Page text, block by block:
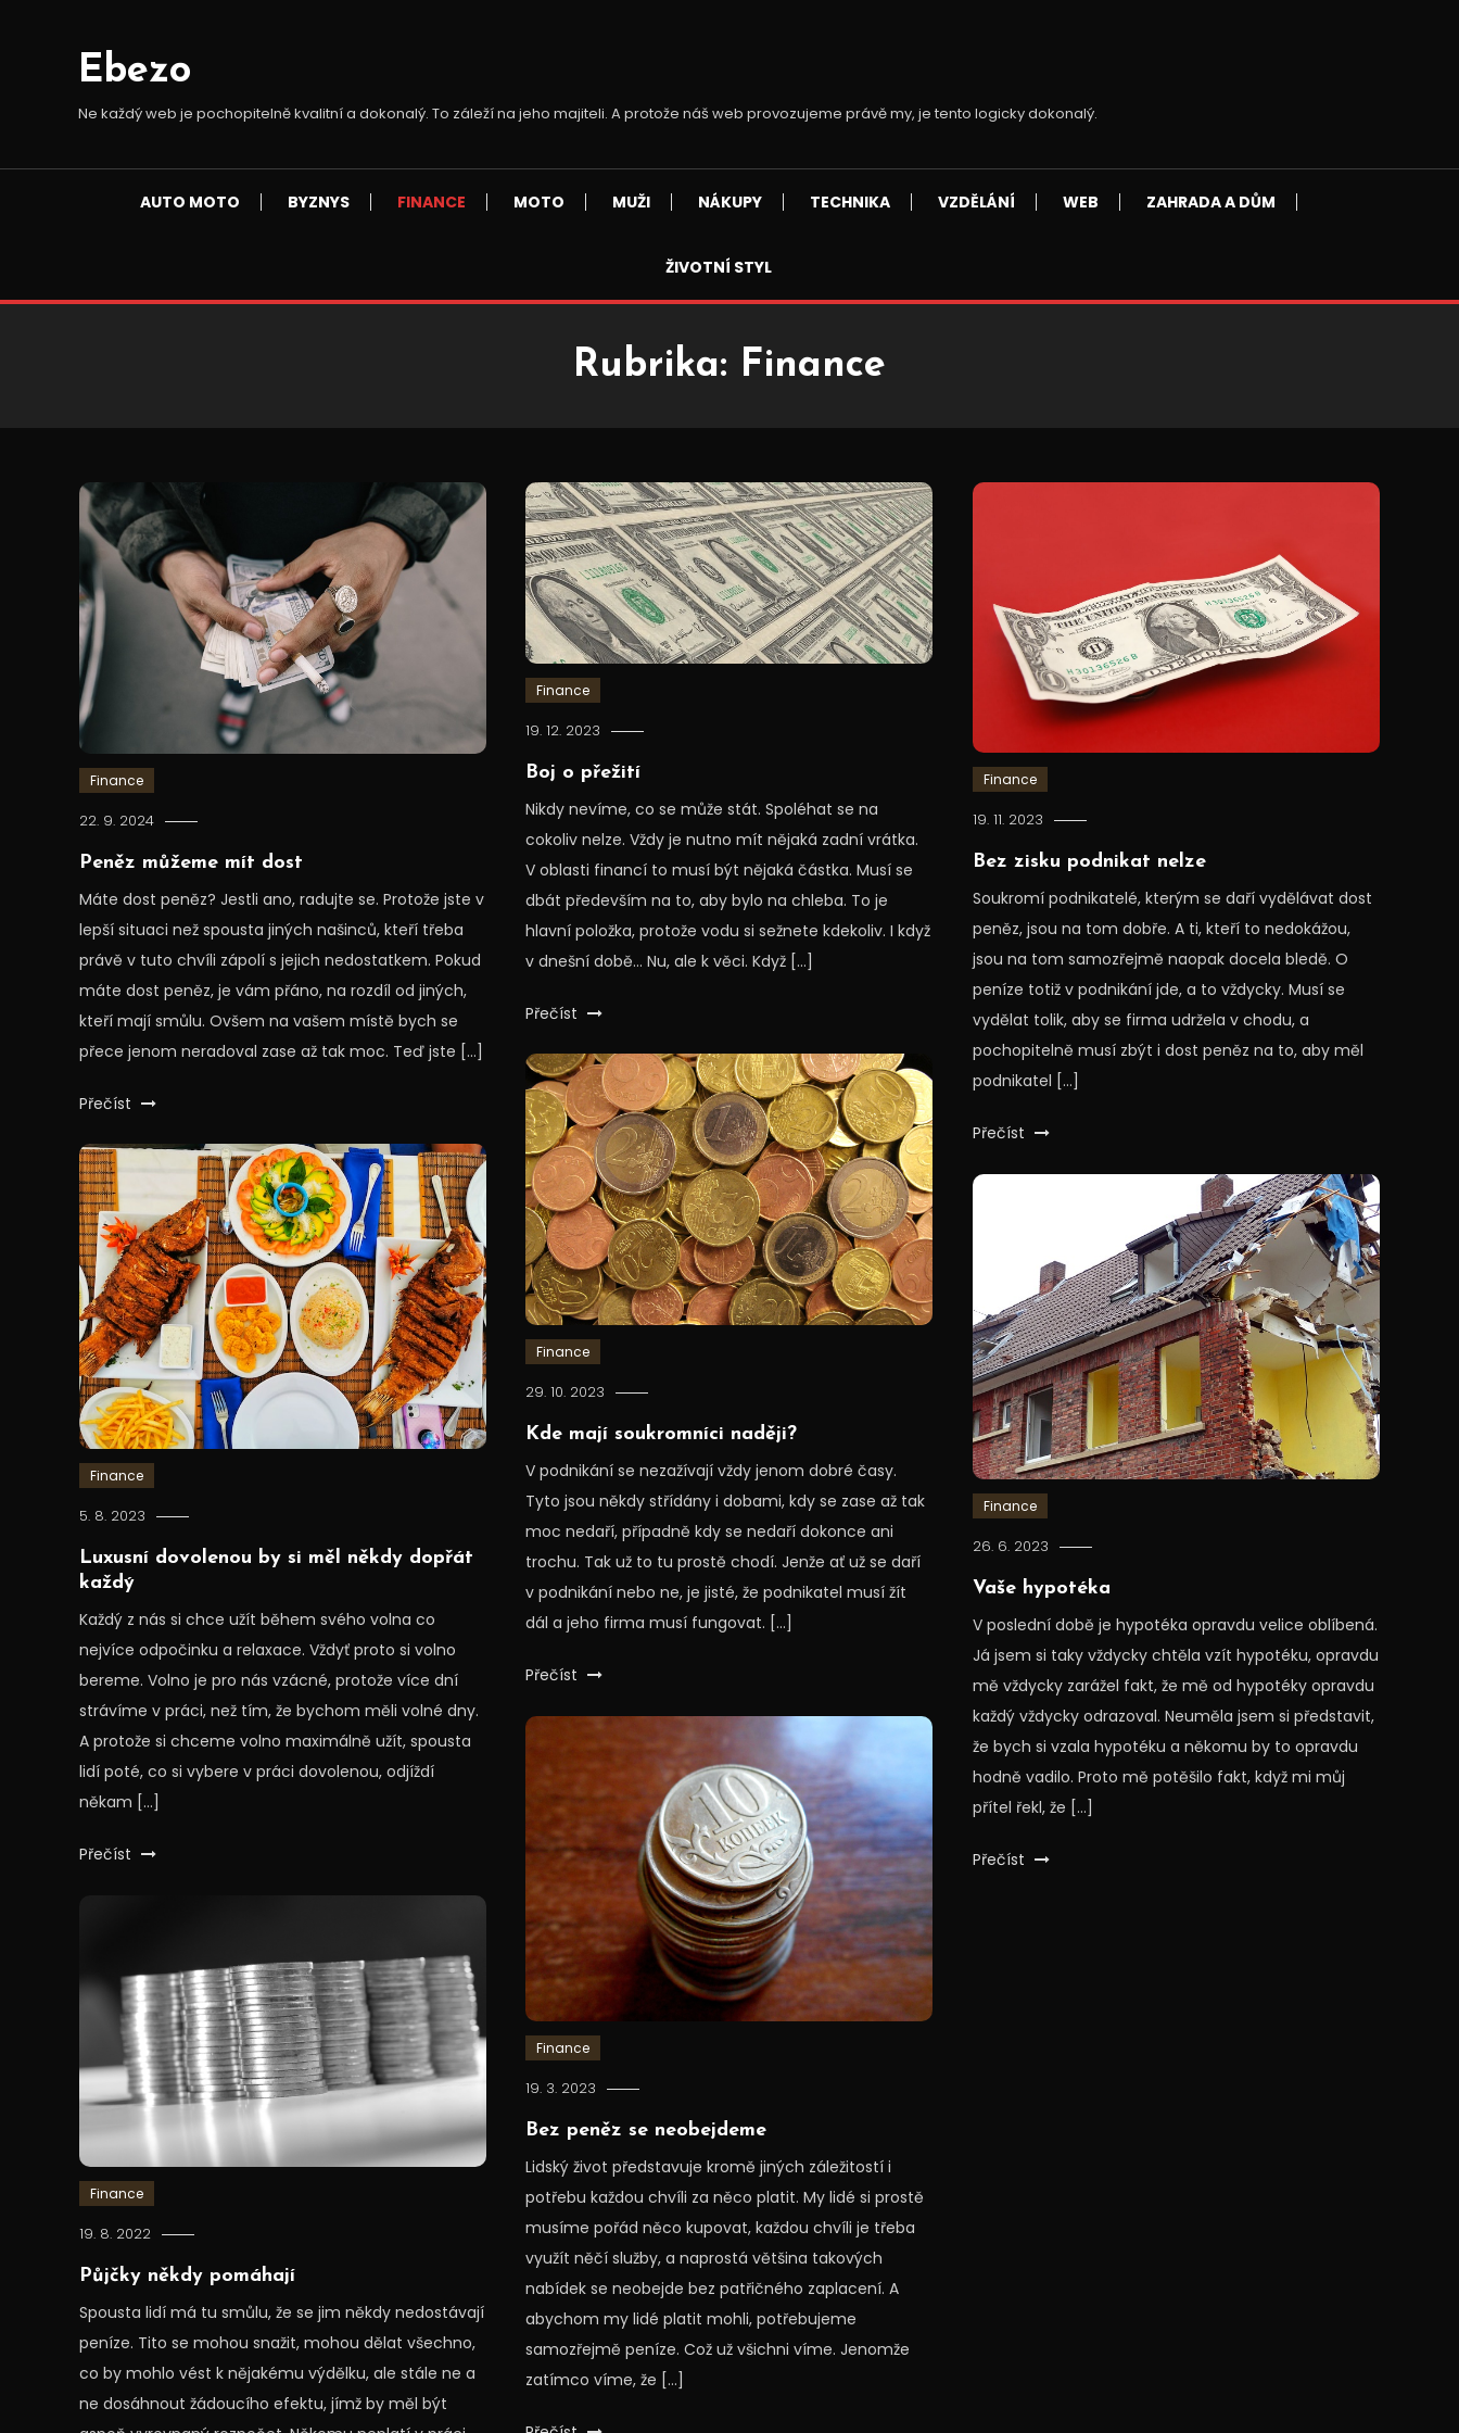
Ebezo
Ne každý web je pochopitelně kvalitní a dokonalý. To záleží na jeho majiteli. A protože náš web provozujeme právě my, je tento logicky dokonalý.
AUTO MOTO BYZNYS FINANCE MOTO MUŽI NÁKUPY TECHNIKA VZDĚLÁNÍ WEB ZAHRADA A DŮM
ŽIVOTNÍ STYL
Rubrika: Finance
Finance
22. 9. 2024
Peněz můžeme mít dost
Máte dost peněz? Jestli ano, radujte se. Protože jste v
lepší situaci než spousta jiných našinců, kteří třeba
právě v tuto chvíli zápolí s jejich nedostatkem. Pokud
máte dost peněz, je vám přáno, na rozdíl od jiných,
kteří mají smůlu. Ovšem na vašem místě bych se
přece jenom neradoval zase až tak moc. Teď jste […]
Přečíst
Finance
19. 12. 2023
Boj o přežití
Nikdy nevíme, co se může stát. Spoléhat se na
cokoliv nelze. Vždy je nutno mít nějaká zadní vrátka.
V oblasti financí to musí být nějaká částka. Musí se
dbát především na to, aby bylo na chleba. To je
hlavní položka, protože vodu si sežnete kdekoliv. I když
v dnešní době… Nu, ale k věci. Když […]
Přečíst
Finance
19. 11. 2023
Bez zisku podnikat nelze
Soukromí podnikatelé, kterým se daří vydělávat dost
peněz, jsou na tom dobře. A ti, kteří to nedokážou,
jsou na tom samozřejmě naopak docela bledě. O
peníze totiž v podnikání jde, a to vždycky. Musí se
vydělat tolik, aby se firma udržela v chodu, a
pochopitelně musí zbýt i dost peněz na to, aby měl
podnikatel […]
Přečíst
Finance
29. 10. 2023
Kde mají soukromníci naději?
V podnikání se nezažívají vždy jenom dobré časy.
Tyto jsou někdy střídány i dobami, kdy se zase až tak
moc nedaří, případně kdy se nedaří dokonce ani
trochu. Tak už to tu prostě chodí. Jenže ať už se daří
v podnikání nebo ne, je jisté, že podnikatel musí žít
dál a jeho firma musí fungovat. […]
Přečíst
Finance
5. 8. 2023
Luxusní dovolenou by si měl někdy dopřát
každý
Každý z nás si chce užít během svého volna co
nejvíce odpočinku a relaxace. Vždyť proto si volno
bereme. Volno je pro nás vzácné, protože více dní
strávíme v práci, než tím, že bychom měli volné dny.
A protože si chceme volno maximálně užít, spousta
lidí poté, co si vybere v práci dovolenou, odjíždí
někam […]
Přečíst
Finance
26. 6. 2023
Vaše hypotéka
V poslední době je hypotéka opravdu velice oblíbená.
Já jsem si taky vždycky chtěla vzít hypotéku, opravdu
mě vždycky zarážel fakt, že mě od hypotéky opravdu
každý vždycky odrazoval. Neuměla jsem si představit,
že bych si vzala hypotéku a někomu by to opravdu
hodně vadilo. Proto mě potěšilo fakt, když mi můj
přítel řekl, že […]
Přečíst
Finance
19. 3. 2023
Bez peněz se neobejdeme
Lidský život představuje kromě jiných záležitostí i
potřebu každou chvíli za něco platit. My lidé si prostě
musíme pořád něco kupovat, každou chvíli je třeba
využít něčí služby, a naprostá většina takových
nabídek se neobejde bez patřičného zaplacení. A
abychom my lidé platit mohli, potřebujeme
samozřejmě peníze. Což už všichni víme. Jenomže
zatímco víme, že […]
Finance
19. 8. 2022
Půjčky někdy pomáhají
Spousta lidí má tu smůlu, že se jim někdy nedostávají
peníze. Tito se mohou snažit, mohou dělat všechno,
co by mohlo vést k nějakému výdělku, ale stále ne a
ne dosáhnout žádoucího efektu, jímž by měl být